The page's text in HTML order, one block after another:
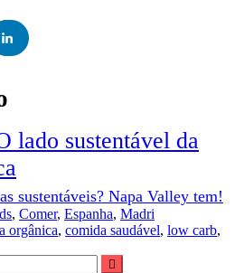
lado sustentável da
sustentáveis? Napa Valley tem!
, Comer, Espanha, Madri
orgânica, comida saudável, low carb,